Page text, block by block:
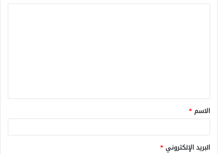
ق
*
الاسم *
البريد الإلكتروني *